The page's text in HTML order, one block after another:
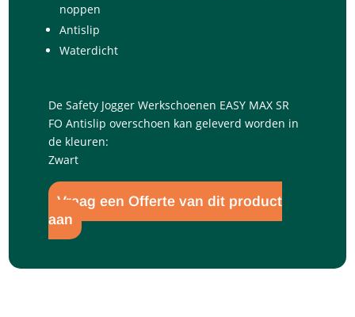
noppen
Antislip
Waterdicht
De Safety Jogger Werkschoenen EASY MAX SR
FO Antislip overschoen kan geleverd worden in
de kleuren:
Zwart
Vraag een Offerte van dit product
aan